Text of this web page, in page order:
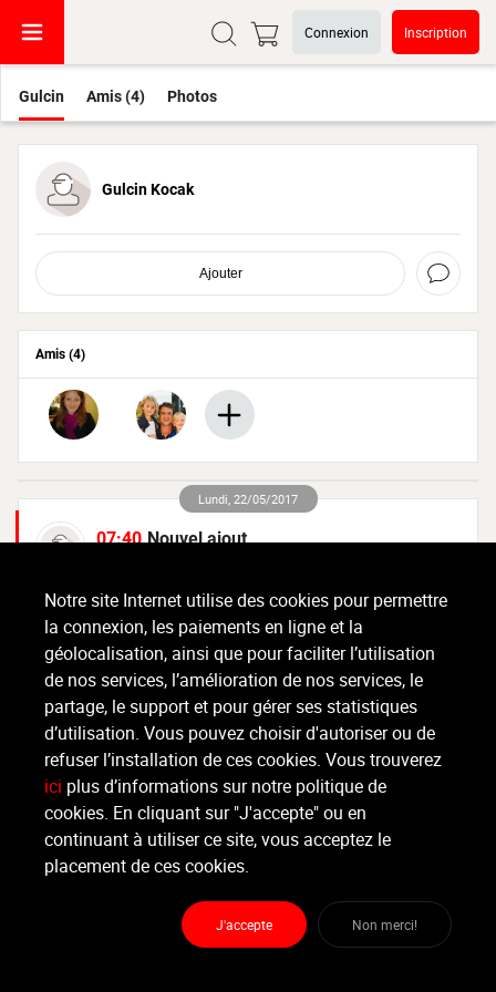
Connexion Inscription
Gulcin Amis (4) Photos
Gulcin Kocak
Ajouter
Amis (4)
Lundi, 22/05/2017
07:40 Nouvel ajout
Gulcin et Claude
sont désormais amis
0
Notre site Internet utilise des cookies pour permettre
la connexion, les paiements en ligne et la
géolocalisation, ainsi que pour faciliter l’utilisation
de nos services, l’amélioration de nos services, le
partage, le support et pour gérer ses statistiques
d’utilisation. Vous pouvez choisir d'autoriser ou de
refuser l’installation de ces cookies. Vous trouverez
ici plus d’informations sur notre politique de
cookies. En cliquant sur "J'accepte" ou en
continuant à utiliser ce site, vous acceptez le
placement de ces cookies.
J'accepte Non merci!